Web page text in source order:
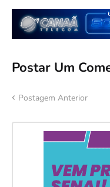
Postar Um
Postagem Anterior